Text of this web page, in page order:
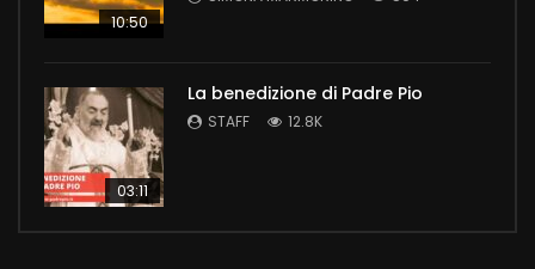
10:50
03:11
La benedizione di Padre Pio
STAFF 12.8K